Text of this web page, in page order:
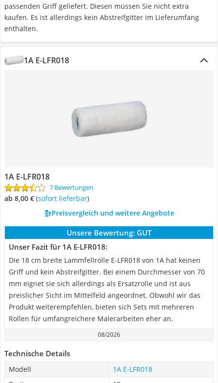
passenden Griff geliefert. Diesen müssen Sie nicht extra
kaufen. Es ist allerdings kein Abstreifgitter im Lieferumfang
enthalten.
1A E-LFR018
1A E-LFR018
7 Bewertungen
ab 8,00 € ( Sofort lieferbar)
Preisvergleich und weitere Angebote
Unsere Bewertung: GUT
Unser Fazit für 1A E-LFR018:
Die 18 cm breite Lammfellrolle E-LFR018 von 1A hat keinen
Griff und kein Abstreifgitter. Bei einem Durchmesser von 70
mm eignet sie sich allerdings als Ersatzrolle und ist aus
preislicher Sicht im Mittelfeld angeordnet. Obwohl wir das
Produkt weiterempfehlen, bieten sich Sets mit mehreren
Rollen für umfangreichere Malerarbeiten eher an.
08/2026
Technische Details
Modell
1A E-LFR018